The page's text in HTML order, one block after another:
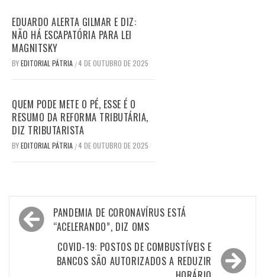
EDUARDO ALERTA GILMAR E DIZ:
NÃO HÁ ESCAPATÓRIA PARA LEI
MAGNITSKY
BYEDITORIAL PÁTRIA /4 DE OUTUBRO DE 2025
QUEM PODE METE O PÉ, ESSE É O
RESUMO DA REFORMA TRIBUTÁRIA,
DIZ TRIBUTARISTA
BYEDITORIAL PÁTRIA /4 DE OUTUBRO DE 2025
Navegação
de
PANDEMIA DE CORONAVÍRUS ESTÁ
“ACELERANDO”, DIZ OMS
COVID-19: POSTOS DE COMBUSTÍVEIS E
BANCOS SÃO AUTORIZADOS A REDUZIR